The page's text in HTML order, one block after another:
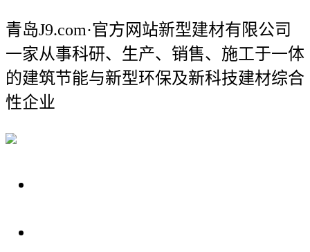
青岛J9.com·官方网站新型建材有限公司
一家从事科研、生产、销售、施工于一体
的建筑节能与新型环保及新科技建材综合
性企业